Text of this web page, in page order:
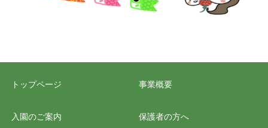
トップページ 事業概要
入園のご案内 保護者の方へ